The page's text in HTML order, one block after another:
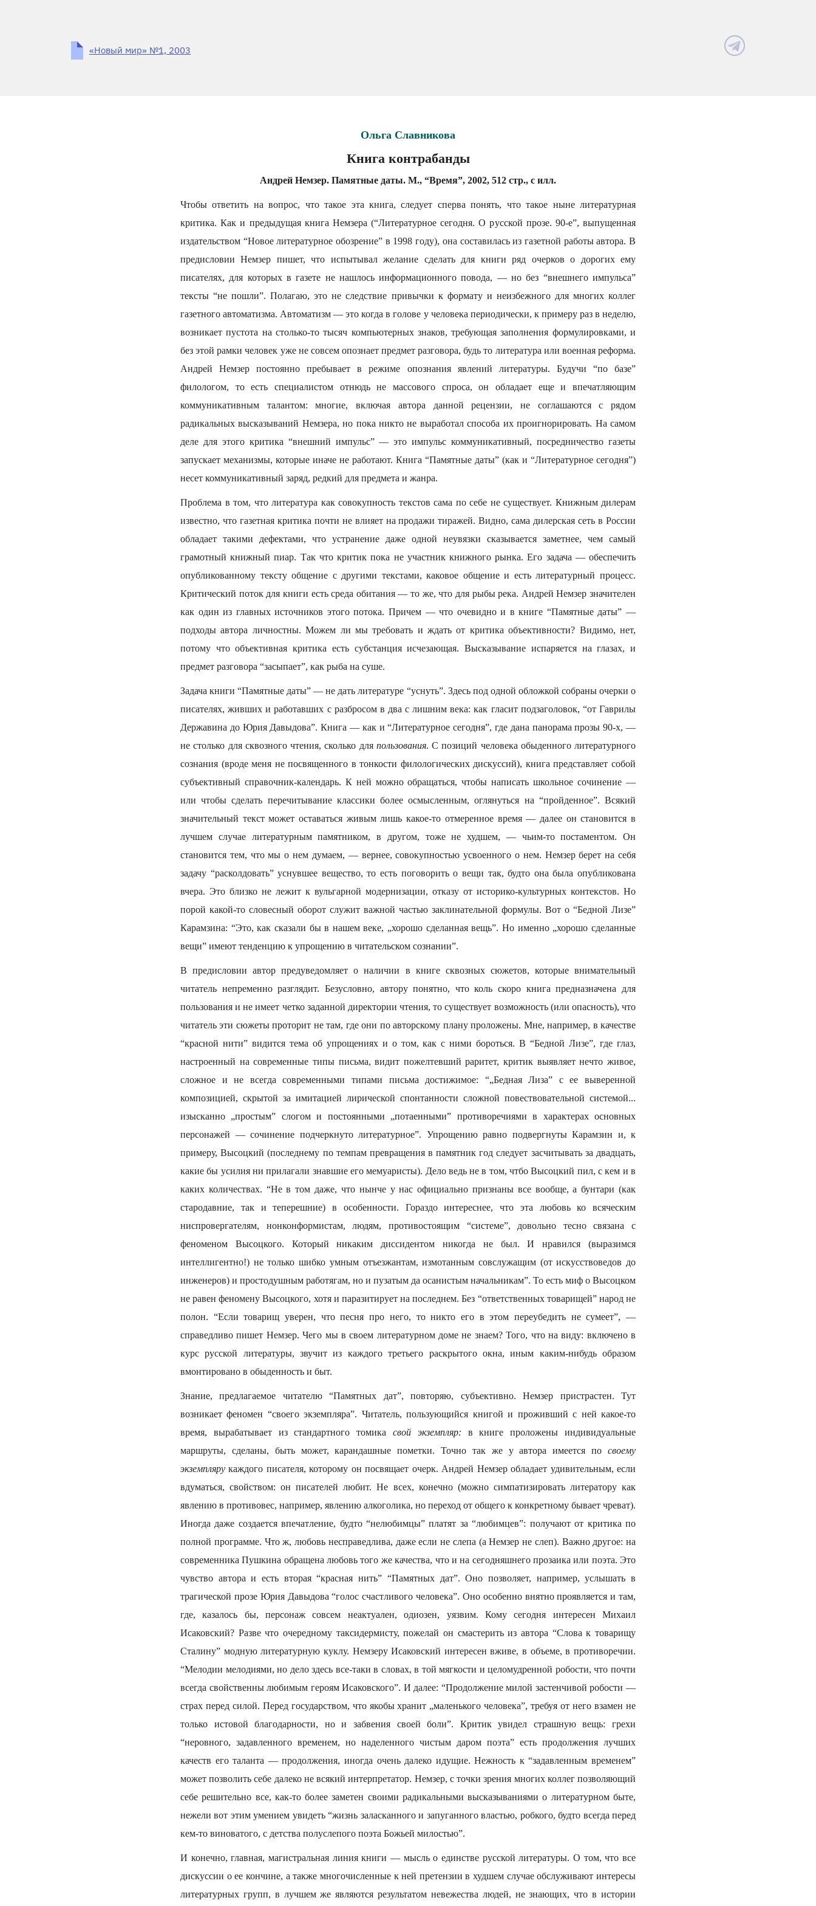
«Новый мир» №1, 2003
Ольга Славникова
Книга контрабанды
Андрей Немзер. Памятные даты. М., “Время”, 2002, 512 стр., с илл.
Чтобы ответить на вопрос, что такое эта книга, следует сперва понять, что такое ныне литературная
критика. Как и предыдущая книга Немзера (“Литературное сегодня. О русской прозе. 90-е”, выпущенная
издательством “Новое литературное обозрение” в 1998 году), она составилась из газетной работы автора. В
предисловии Немзер пишет, что испытывал желание сделать для книги ряд очерков о дорогих ему
писателях, для которых в газете не нашлось информационного повода, — но без “внешнего импульса”
тексты “не пошли”. Полагаю, это не следствие привычки к формату и неизбежного для многих коллег
газетного автоматизма. Автоматизм — это когда в голове у человека периодически, к примеру раз в неделю,
возникает пустота на столько-то тысяч компьютерных знаков, требующая заполнения формулировками, и
без этой рамки человек уже не совсем опознает предмет разговора, будь то литература или военная реформа.
Андрей Немзер постоянно пребывает в режиме опознания явлений литературы. Будучи “по базе”
филологом, то есть специалистом отнюдь не массового спроса, он обладает еще и впечатляющим
коммуникативным талантом: многие, включая автора данной рецензии, не соглашаются с рядом
радикальных высказываний Немзера, но пока никто не выработал способа их проигнорировать. На самом
деле для этого критика “внешний импульс” — это импульс коммуникативный, посредничество газеты
запускает механизмы, которые иначе не работают. Книга “Памятные даты” (как и “Литературное сегодня”)
несет коммуникативный заряд, редкий для предмета и жанра.
Проблема в том, что литература как совокупность текстов сама по себе не существует. Книжным дилерам
известно, что газетная критика почти не влияет на продажи тиражей. Видно, сама дилерская сеть в России
обладает такими дефектами, что устранение даже одной неувязки сказывается заметнее, чем самый
грамотный книжный пиар. Так что критик пока не участник книжного рынка. Его задача — обеспечить
опубликованному тексту общение с другими текстами, каковое общение и есть литературный процесс.
Критический поток для книги есть среда обитания — то же, что для рыбы река. Андрей Немзер значителен
как один из главных источников этого потока. Причем — что очевидно и в книге “Памятные даты” —
подходы автора личностны. Можем ли мы требовать и ждать от критика объективности? Видимо, нет,
потому что объективная критика есть субстанция исчезающая. Высказывание испаряется на глазах, и
предмет разговора “засыпает”, как рыба на суше.
Задача книги “Памятные даты” — не дать литературе “уснуть”. Здесь под одной обложкой собраны очерки о
писателях, живших и работавших с разбросом в два с лишним века: как гласит подзаголовок, “от Гаврилы
Державина до Юрия Давыдова”. Книга — как и “Литературное сегодня”, где дана панорама прозы 90-х, —
не столько для сквозного чтения, сколько для пользования. С позиций человека обыденного литературного
сознания (вроде меня не посвященного в тонкости филологических дискуссий), книга представляет собой
субъективный справочник-календарь. К ней можно обращаться, чтобы написать школьное сочинение —
или чтобы сделать перечитывание классики более осмысленным, оглянуться на “пройденное”. Всякий
значительный текст может оставаться живым лишь какое-то отмеренное время — далее он становится в
лучшем случае литературным памятником, в другом, тоже не худшем, — чьим-то постаментом. Он
становится тем, что мы о нем думаем, — вернее, совокупностью усвоенного о нем. Немзер берет на себя
задачу “расколдовать” уснувшее вещество, то есть поговорить о вещи так, будто она была опубликована
вчера. Это близко не лежит к вульгарной модернизации, отказу от историко-культурных контекстов. Но
порой какой-то словесный оборот служит важной частью заклинательной формулы. Вот о “Бедной Лизе”
Карамзина: “Это, как сказали бы в нашем веке, „хорошо сделанная вещь”. Но именно „хорошо сделанные
вещи” имеют тенденцию к упрощению в читательском сознании”.
В предисловии автор предуведомляет о наличии в книге сквозных сюжетов, которые внимательный
читатель непременно разглядит. Безусловно, автору понятно, что коль скоро книга предназначена для
пользования и не имеет четко заданной директории чтения, то существует возможность (или опасность), что
читатель эти сюжеты проторит не там, где они по авторскому плану проложены. Мне, например, в качестве
“красной нити” видится тема об упрощениях и о том, как с ними бороться. В “Бедной Лизе”, где глаз,
настроенный на современные типы письма, видит пожелтевший раритет, критик выявляет нечто живое,
сложное и не всегда современными типами письма достижимое: “„Бедная Лиза” с ее выверенной
композицией, скрытой за имитацией лирической спонтанности сложной повествовательной системой...
изысканно „простым” слогом и постоянными „потаенными” противоречиями в характерах основных
персонажей — сочинение подчеркнуто литературное”. Упрощению равно подвергнуты Карамзин и, к
примеру, Высоцкий (последнему по темпам превращения в памятник год следует засчитывать за двадцать,
какие бы усилия ни прилагали знавшие его мемуаристы). Дело ведь не в том, чтбо Высоцкий пил, с кем и в
каких количествах. “Не в том даже, что нынче у нас официально признаны все вообще, а бунтари (как
стародавние, так и теперешние) в особенности. Гораздо интереснее, что эта любовь ко всяческим
ниспровергателям, нонконформистам, людям, противостоящим “системе”, довольно тесно связана с
феноменом Высоцкого. Который никаким диссидентом никогда не был. И нравился (выразимся
интеллигентно!) не только шибко умным отъезжантам, измотанным совслужащим (от искусствоведов до
инженеров) и простодушным работягам, но и пузатым да осанистым начальникам”. То есть миф о Высоцком
не равен феномену Высоцкого, хотя и паразитирует на последнем. Без “ответственных товарищей” народ не
полон. “Если товарищ уверен, что песня про него, то никто его в этом переубедить не сумеет”, —
справедливо пишет Немзер. Чего мы в своем литературном доме не знаем? Того, что на виду: включено в
курс русской литературы, звучит из каждого третьего раскрытого окна, иным каким-нибудь образом
вмонтировано в обыденность и быт.
Знание, предлагаемое читателю “Памятных дат”, повторяю, субъективно. Немзер пристрастен. Тут
возникает феномен “своего экземпляра”. Читатель, пользующийся книгой и проживший с ней какое-то
время, вырабатывает из стандартного томика свой экземпляр: в книге проложены индивидуальные
маршруты, сделаны, быть может, карандашные пометки. Точно так же у автора имеется по своему
экземпляру каждого писателя, которому он посвящает очерк. Андрей Немзер обладает удивительным, если
вдуматься, свойством: он писателей любит. Не всех, конечно (можно симпатизировать литератору как
явлению в противовес, например, явлению алкоголика, но переход от общего к конкретному бывает чреват).
Иногда даже создается впечатление, будто “нелюбимцы” платят за “любимцев”: получают от критика по
полной программе. Что ж, любовь несправедлива, даже если не слепа (а Немзер не слеп). Важно другое: на
современника Пушкина обращена любовь того же качества, что и на сегодняшнего прозаика или поэта. Это
чувство автора и есть вторая “красная нить” “Памятных дат”. Оно позволяет, например, услышать в
трагической прозе Юрия Давыдова “голос счастливого человека”. Оно особенно внятно проявляется и там,
где, казалось бы, персонаж совсем неактуален, одиозен, уязвим. Кому сегодня интересен Михаил
Исаковский? Разве что очередному таксидермисту, пожелай он смастерить из автора “Слова к товарищу
Сталину” модную литературную куклу. Немзеру Исаковский интересен вживе, в объеме, в противоречии.
“Мелодии мелодиями, но дело здесь все-таки в словах, в той мягкости и целомудренной робости, что почти
всегда свойственны любимым героям Исаковского”. И далее: “Продолжение милой застенчивой робости —
страх перед силой. Перед государством, что якобы хранит „маленького человека”, требуя от него взамен не
только истовой благодарности, но и забвения своей боли”. Критик увидел страшную вещь: грехи
“неровного, задавленного временем, но наделенного чистым даром поэта” есть продолжения лучших
качеств его таланта — продолжения, иногда очень далеко идущие. Нежность к “задавленным временем”
может позволить себе далеко не всякий интерпретатор. Немзер, с точки зрения многих коллег позволяющий
себе решительно все, как-то более заметен своими радикальными высказываниями о литературном быте,
нежели вот этим умением увидеть “жизнь заласканного и запуганного властью, робкого, будто всегда перед
кем-то виноватого, с детства полуслепого поэта Божьей милостью”.
И конечно, главная, магистральная линия книги — мысль о единстве русской литературы. О том, что все
дискуссии о ее кончине, а также многочисленные к ней претензии в худшем случае обслуживают интересы
литературных групп, в лучшем же являются результатом невежества людей, не знающих, что в истории